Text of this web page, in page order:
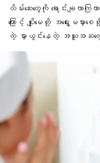
လိမ်းဆေးတွေကို ရောင်းချလာက
ကြောင့် ပျိုမေတို့ အရွေးမ
တဲ့ မှားယွင်းနေတဲ့ အယူအဆတွ